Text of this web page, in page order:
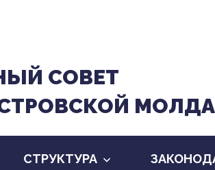
CОВЕТ
CТРУКТУРА